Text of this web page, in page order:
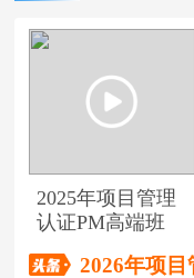
2025年项目管理
认证PM高端班
2026年项